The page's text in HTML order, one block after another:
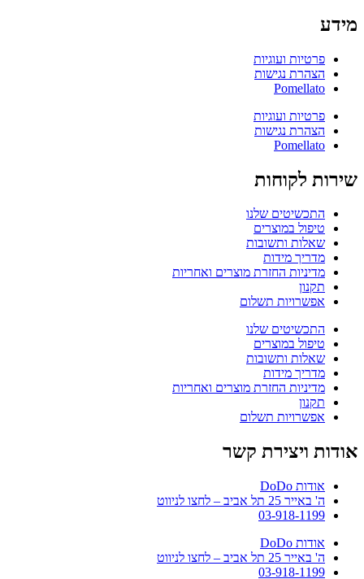
מידע
פרטיות ועוגיות
הצהרת נגישות
Pomellato
פרטיות ועוגיות
הצהרת נגישות
Pomellato
שירות לקוחות
התכשיטים שלנו
טיפול במוצרים
שאלות ותשובות
מדריך מידות
מדיניות החזרת מוצרים ואחריות
תקנון
אפשרויות תשלום
התכשיטים שלנו
טיפול במוצרים
שאלות ותשובות
מדריך מידות
מדיניות החזרת מוצרים ואחריות
תקנון
אפשרויות תשלום
אודות ויצירת קשר
אודות DoDo
ה' באייר 25 תל אביב – לחצו לניווט
03-918-1199
אודות DoDo
ה' באייר 25 תל אביב – לחצו לניווט
03-918-1199